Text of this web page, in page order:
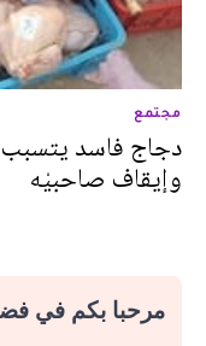
مجتمع
دجاج فاسد
وإيقاف صاحبيْه
مرحبا بكم في